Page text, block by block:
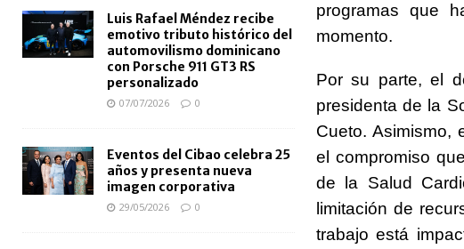
programas que
momento.
Por su parte, el
presidenta de la
Cueto. Asimismo,
el compromiso
de la Salud
limitación de
trabajo está
Luis Rafael Méndez recibe
emotivo tributo histórico del
automovilismo dominicano
con Porsche 911 GT3 RS
personalizado
07/07/2026 0
Eventos del Cibao celebra 25
años y presenta nueva
imagen corporativa
29/05/2026 0